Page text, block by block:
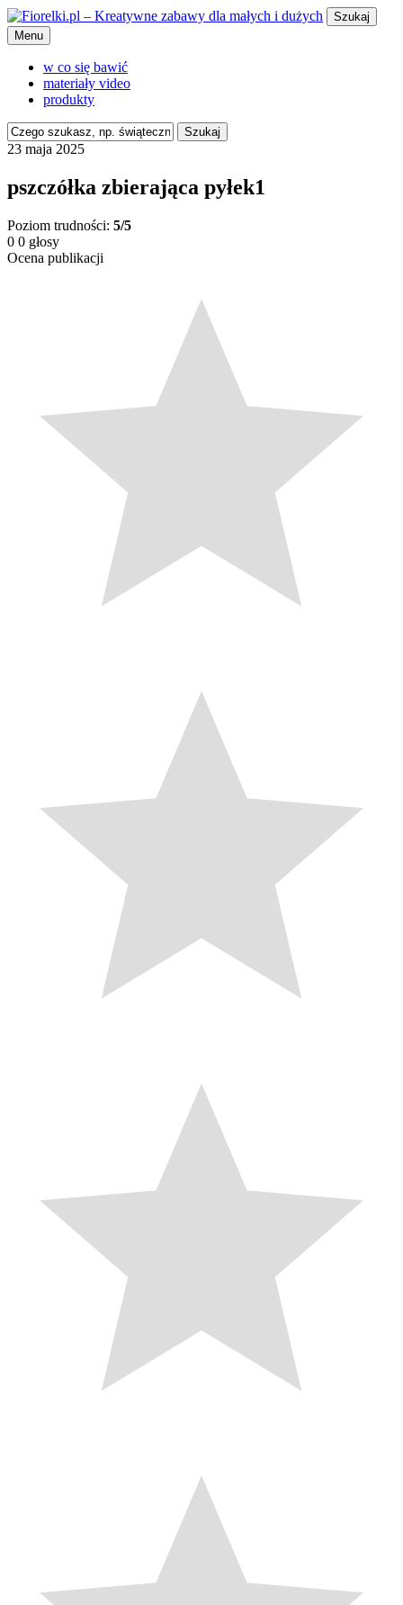
Szukaj
Menu
w co się bawić
materiały video
produkty
Szukaj
23 maja 2025
pszczółka zbierająca pyłek1
Poziom trudności: 5/5
0 0 głosy
Ocena publikacji